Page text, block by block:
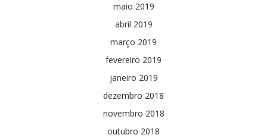
maio 2019
abril 2019
março 2019
fevereiro 2019
janeiro 2019
dezembro 2018
novembro 2018
outubro 2018